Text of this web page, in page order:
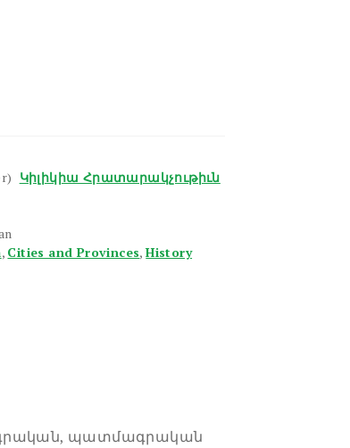
Կիլիկիա Հրատարակչութիւն
, Cities and Provinces,History
պատմագրական